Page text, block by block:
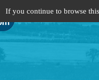
If you continue to browse